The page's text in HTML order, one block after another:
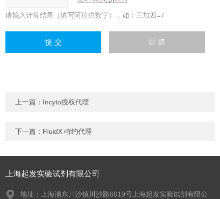
请输入计算结果（填写阿拉伯数字），如：三加四=7
上一篇： Incyto授权代理
下一篇： FluidX 特约代理
上海起发实验试剂有限公司
地址：上海浦东川沙镇川沙路6619号上海起发实验试剂有限公